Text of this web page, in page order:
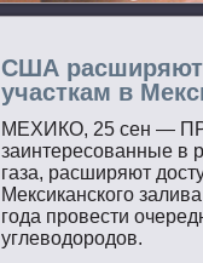
США расширяют
участкам в
МЕХИКО, 25 сен —
заинтересованные в
газа, расширяют
Мексиканского
года провести
углеводородов.